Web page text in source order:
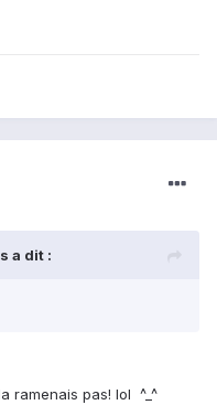
a dit :
ramenais pas! lol ^_^